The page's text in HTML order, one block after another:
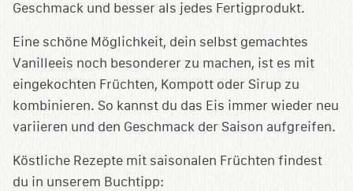
Geschmack und besser als jedes Fertigprodukt.
Eine schöne Möglichkeit, dein selbst gemachtes
Vanilleeis noch besonderer zu machen, ist es mit
eingekochten Früchten, Kompott oder Sirup zu
kombinieren. So kannst du das Eis immer wieder neu
variieren und den Geschmack der Saison aufgreifen.
Köstliche Rezepte mit saisonalen Früchten findest
du in unserem Buchtipp: